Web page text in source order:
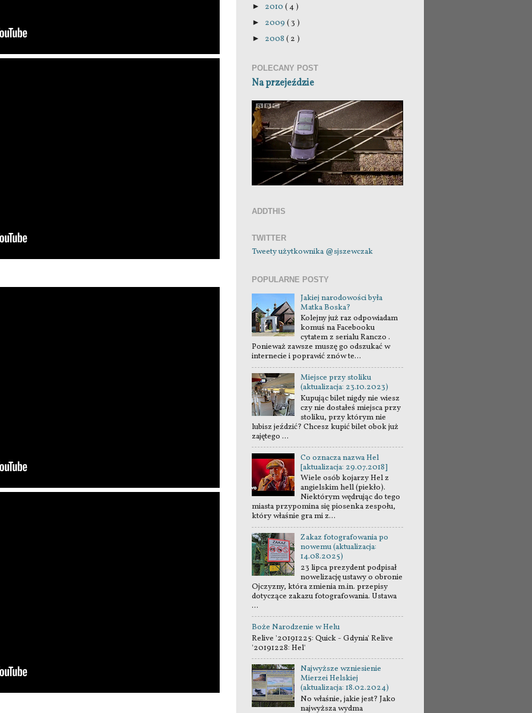
► 2010 ( 4 )
► 2009 ( 3 )
► 2008 ( 2 )
POLECANY POST
Na przejeździe
ADDTHIS
TWITTER
Tweety użytkownika @sjszewczak
POPULARNE POSTY
Jakiej narodowości była
Matka Boska?
Kolejny już raz odpowiadam
komuś na Facebooku
cytatem z serialu Ranczo .
Ponieważ zawsze muszę go odszukać w
internecie i poprawić znów te...
Miejsce przy stoliku
(aktualizacja: 23.10.2023)
Kupując bilet nigdy nie wiesz
czy nie dostałeś miejsca przy
stoliku, przy którym nie
lubisz jeździć? Chcesz kupić bilet obok już
zajętego ...
Co oznacza nazwa Hel
[aktualizacja: 29.07.2018]
Wiele osób kojarzy Hel z
angielskim hell (piekło).
Niektórym wędrując do tego
miasta przypomina się piosenka zespołu,
który właśnie gra mi z...
Zakaz fotografowania po
nowemu (aktualizacja:
14.08.2025)
23 lipca prezydent podpisał
nowelizację ustawy o obronie
Ojczyzny, która zmienia m.in. przepisy
dotyczące zakazu fotografowania. Ustawa
...
Boże Narodzenie w Helu
Relive '20191225: Quick - Gdynia' Relive
'20191228: Hel'
Najwyższe wzniesienie
Mierzei Helskiej
(aktualizacja: 18.02.2024)
No właśnie, jakie jest? Jako
najwyższa wydma